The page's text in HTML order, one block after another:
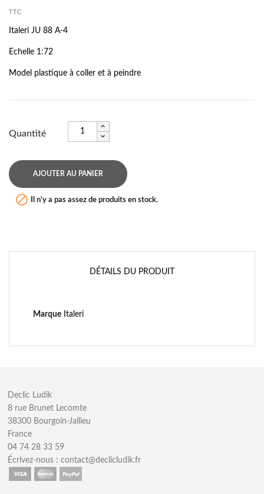
TTC
Italeri JU 88 A-4
Echelle 1:72
Model plastique à coller et à peindre
Quantité
AJOUTER AU PANIER
 Il n'y a pas assez de produits en stock.
DÉTAILS DU PRODUIT
Marque Italeri
Declic Ludik
8 rue Brunet Lecomte
38300 Bourgoin-Jallieu
France
04 74 28 33 59
Écrivez-nous :contact@declicludik.fr